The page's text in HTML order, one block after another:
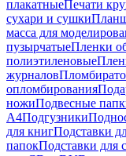
плакатныеПечати
сухари и сушки
масса для
пузырчатыеПленки
полиэтиленовые
журналов
опломбирования
ножиПодвесные
А4Подгузники
для книгПодставки
папокПодставки для